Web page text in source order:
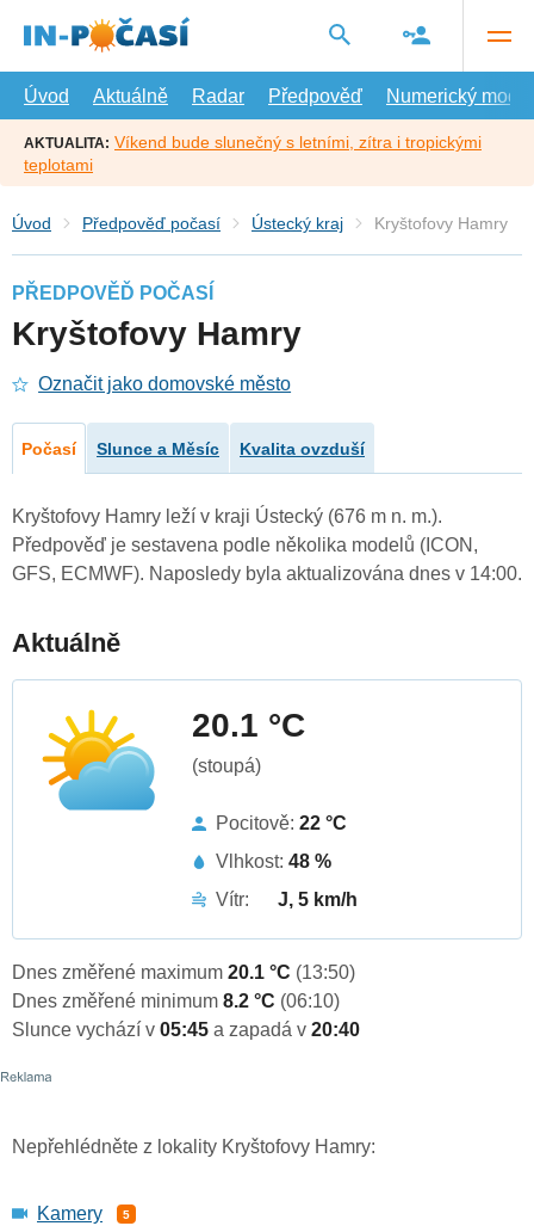
hlavní
Úvod
Aktuálně Radar Předpověď Numerický model
AKTUALITA: Víkend bude slunečný s letními, zítra i tropickými
teplotami
Úvod Předpověď počasí Ústecký kraj Kryštofovy Hamry
PŘEDPOVĚĎ POČASÍ
Kryštofovy Hamry
Označit jako domovské město
Počasí Slunce a Měsíc Kvalita ovzduší
Kryštofovy Hamry leží v kraji Ústecký (676 m n. m.).
Předpověď je sestavena podle několika modelů (ICON,
GFS, ECMWF). Naposledy byla aktualizována dnes v 14:00.
Aktuálně
20.1 °C
(stoupá)
Pocitově: 22 °C
Vlhkost: 48 %
Vítr:
J, 5 km/h
Dnes změřené maximum 20.1 °C (13:50)
Dnes změřené minimum 8.2 °C (06:10)
Slunce vychází v 05:45 a zapadá v 20:40
Nepřehlédněte z lokality Kryštofovy Hamry:
Kamery 5